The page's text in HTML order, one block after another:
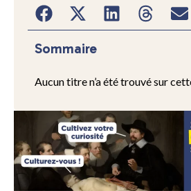
Sommaire
Aucun titre n’a été trouvé sur